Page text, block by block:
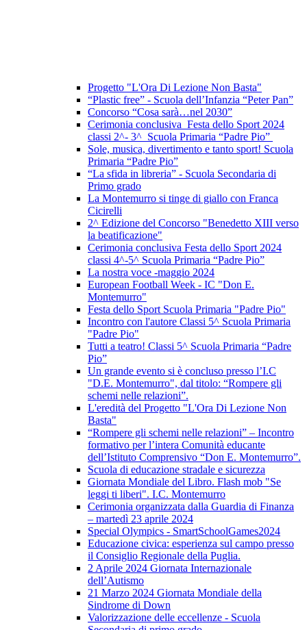
Progetto "L'Ora Di Lezione Non Basta"
“Plastic free” - Scuola dell’Infanzia “Peter Pan”
Concorso “Cosa sarà…nel 2030”
Cerimonia conclusiva Festa dello Sport 2024
classi 2^- 3^ Scuola Primaria “Padre Pio”
Sole, musica, divertimento e tanto sport! Scuola
Primaria “Padre Pio”
“La sfida in libreria” - Scuola Secondaria di
Primo grado
La Montemurro si tinge di giallo con Franca
Cicirelli
2^ Edizione del Concorso "Benedetto XIII verso
la beatificazione"
Cerimonia conclusiva Festa dello Sport 2024
classi 4^-5^ Scuola Primaria “Padre Pio”
La nostra voce -maggio 2024
European Football Week - IC "Don E.
Montemurro"
Festa dello Sport Scuola Primaria "Padre Pio"
Incontro con l'autore Classi 5^ Scuola Primaria
"Padre Pio"
Tutti a teatro! Classi 5^ Scuola Primaria “Padre
Pio”
Un grande evento si è concluso presso l’I.C
"D.E. Montemurro", dal titolo: “Rompere gli
schemi nelle relazioni”.
L'eredità del Progetto "L'Ora Di Lezione Non
Basta"
“Rompere gli schemi nelle relazioni” – Incontro
formativo per l’intera Comunità educante
dell’Istituto Comprensivo “Don E. Montemurro”.
Scuola di educazione stradale e sicurezza
Giornata Mondiale del Libro. Flash mob "Se
leggi ti liberi". I.C. Montemurro
Cerimonia organizzata dalla Guardia di Finanza
– martedì 23 aprile 2024
Special Olympics - SmartSchoolGames2024
Educazione civica: esperienza sul campo presso
il Consiglio Regionale della Puglia.
2 Aprile 2024 Giornata Internazionale
dell’Autismo
21 Marzo 2024 Giornata Mondiale della
Sindrome di Down
Valorizzazione delle eccellenze - Scuola